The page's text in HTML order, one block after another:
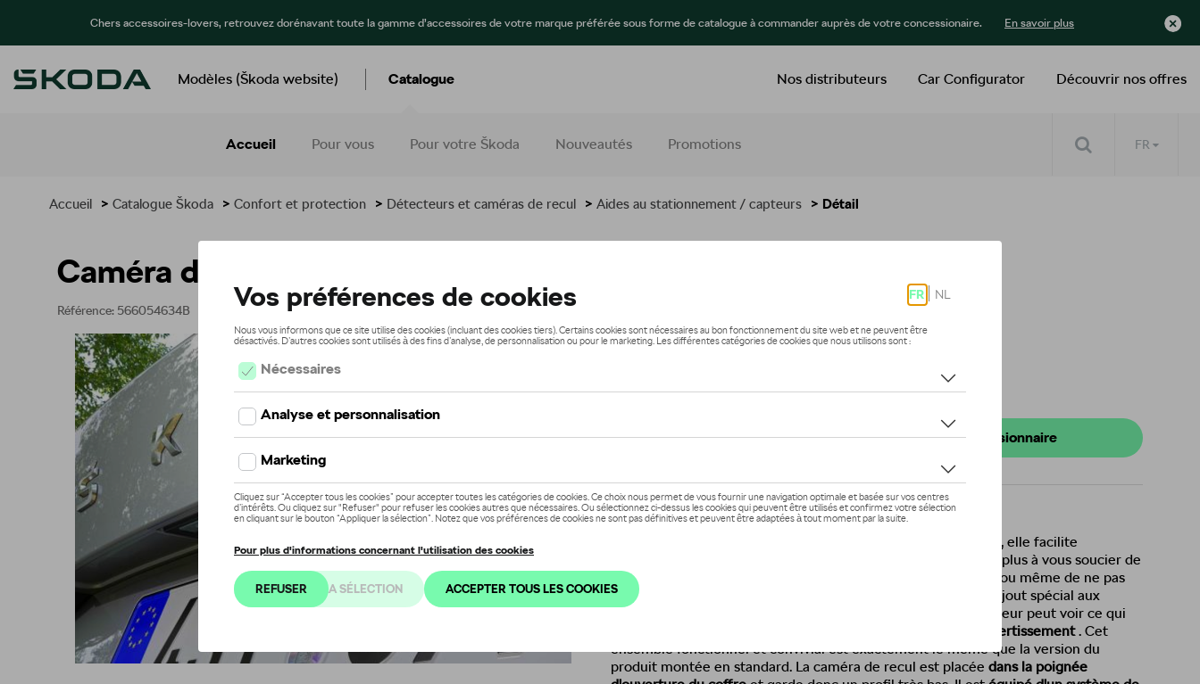
Chers accessoires-lovers, retrouvez dorénavant toute la gamme d’accessoires de votre marque préférée sous forme de catalogue à commander auprès de votre concessionaire. En savoir plus
Modèles (Škoda website) Catalogue
Accueil Pour vous Pour votre Škoda Nouveautés Promotions
Découvrir nos offres
Car Configurator
Nos distributeurs
FR
Accueil > Catalogue Škoda > Confort et protection > Détecteurs et caméras de recul > Aides au stationnement / capteurs > Détail
Caméra de recul LHD
Référence: 566054634B
Vérifiez la disponibilité auprès de votre concessionnaire
Description
de recul de la gamme d'accessoires d'origine ŠKODA, elle facilite
la marche arrière et les manœuvres. Vous n'avez plus à vous soucier de
juger à tort la distance entre vous et la voiture derrière vous, ou même de ne pas
voir quelque chose sous votre lunette arrière. C'est grâce à l'ajout spécial aux
capteurs de stationnement arrière, grâce auxquels le conducteur peut voir ce qui
écran du système d'infodivertissement. Cet
ensemble fonctionnel et convivial est exactement le même que la version du
produit montée en standard. La caméra de recul est placée dans la poignée